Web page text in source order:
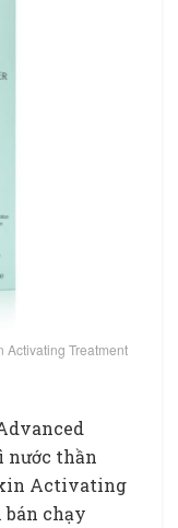
Activating Treatment
nước thần
Activating
chạy